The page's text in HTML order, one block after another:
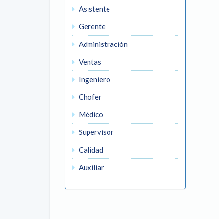
Asistente
Gerente
Administración
Ventas
Ingeniero
Chofer
Médico
Supervisor
Calidad
Auxiliar